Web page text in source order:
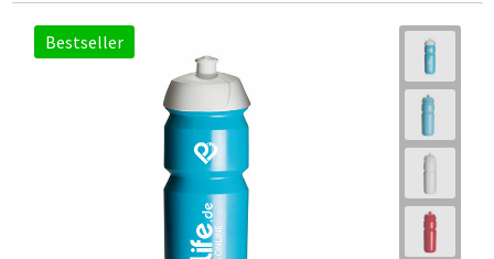
Bestseller